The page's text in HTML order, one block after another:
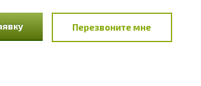
Перезвоните мне